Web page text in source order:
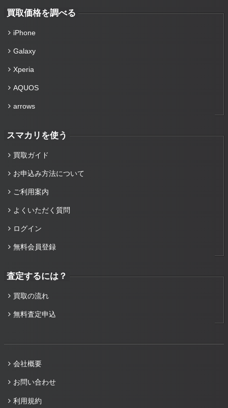
買取価格を調べる
iPhone
Galaxy
Xperia
AQUOS
arrows
スマカリを使う
買取ガイド
お申込み方法について
ご利用案内
よくいただく質問
ログイン
無料会員登録
査定するには？
買取の流れ
無料査定申込
会社概要
お問い合わせ
利用規約